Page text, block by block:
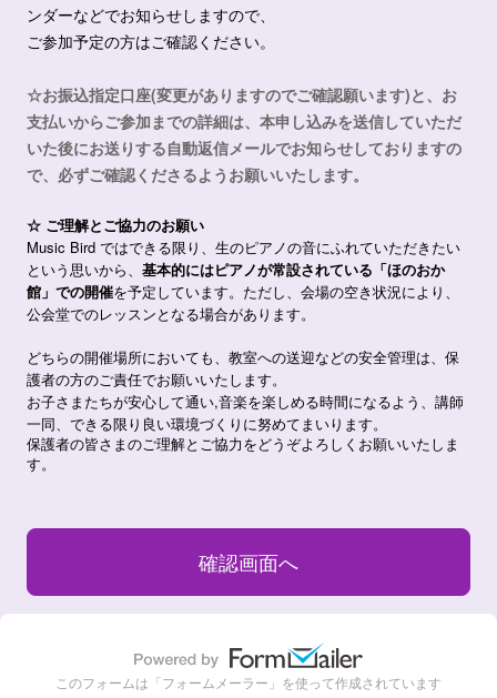
ンダーなどでお知らせしますので、
ご参加予定の方はご確認ください。
☆お振込指定口座(変更がありますのでご確認願います)と、お
支払いからご参加までの詳細は、本申し込みを送信していただ
いた後にお送りする自動返信メールでお知らせしておりますの
で、必ずご確認くださるようお願いいたします。
☆ ご理解とご協力のお願い
Music Bird ではできる限り、生のピアノの音にふれていただきたい
という思いから、 基本的にはピアノが常設されている「ほのおか
館」での開催を予定しています。ただし、会場の空き状況により、
公会堂でのレッスンとなる場合があります。
どちらの開催場所においても、 教室への送迎などの安全管理は、保
護者の方のご責任でお願いいたします。
お子さまたちが安心して通い,音楽を楽しめる時間になるよう、講師
一同、できる限り良い環境づくりに努めてまいります。
保護者の皆さまのご理解とご協力をどうぞよろしくお願いいたしま
す。
このフォームは「フォームメーラー」を使って作成されています